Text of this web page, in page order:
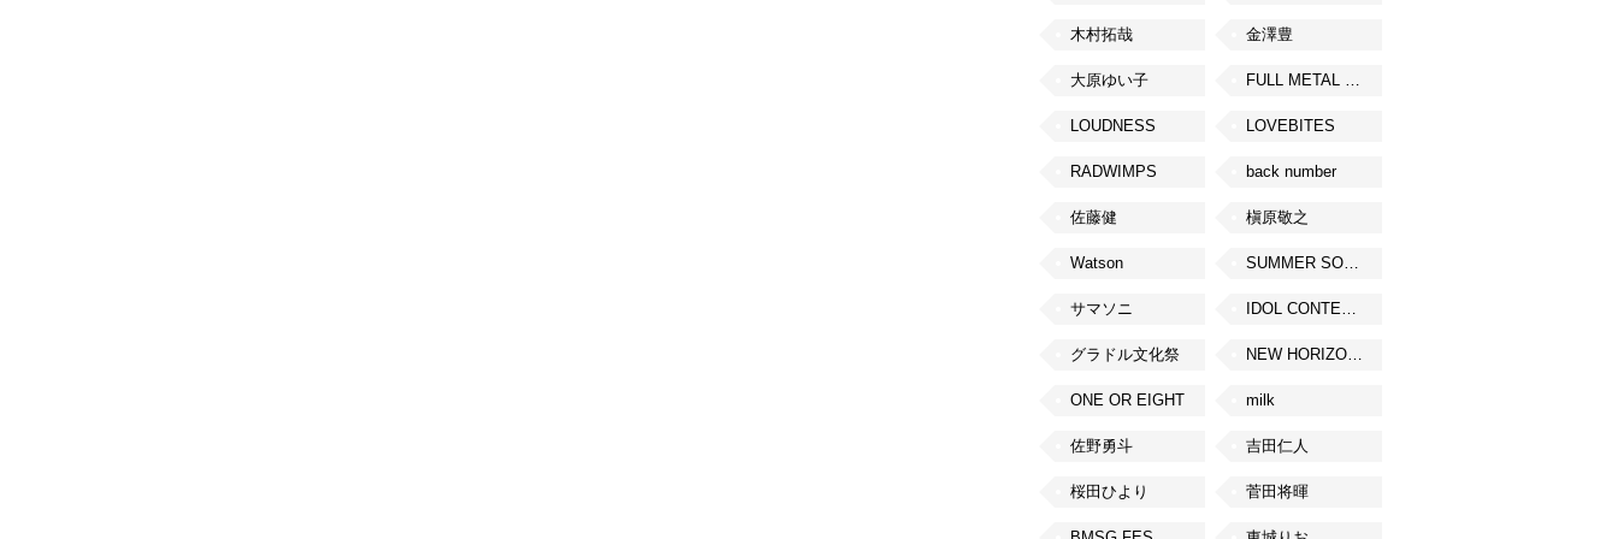
木村拓哉 金澤豊
大原ゆい子 FULL METAL JAPAN 2026
LOUDNESS LOVEBITES
RADWIMPS back number
佐藤健 槇原敬之
Watson SUMMER SONIC
サマソニ IDOL CONTENT EXPO
グラドル文化祭 NEW HORIZON FEST
ONE OR EIGHT milk
佐野勇斗 吉田仁人
桜田ひより 菅田将暉